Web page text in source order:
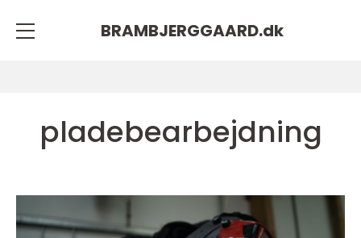
BRAMBJERGGAARD.dk
pladebearbejdning